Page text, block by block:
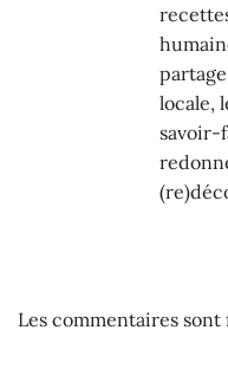
locale,
savoir-
Les commentaires sont